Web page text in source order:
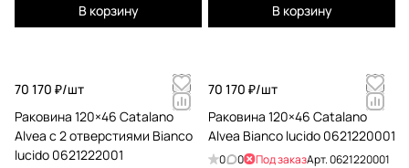
В корзину В корзину
70 170 ₽/шт
Раковина 120×46 Catalano
Alvea c 2 отверстиями Bianco
lucido 0621222001
70 170 ₽/шт
Раковина 120×46 Catalano
Alvea Bianco lucido 0621220001
0 0 Под заказАрт.0621220001